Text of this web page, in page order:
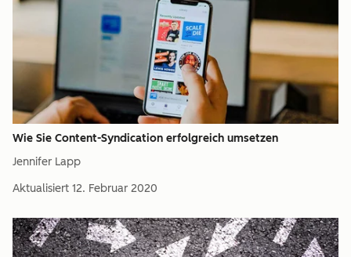
Wie Sie Content-Syndication erfolgreich umsetzen
Jennifer Lapp
Aktualisiert 12. Februar 2020